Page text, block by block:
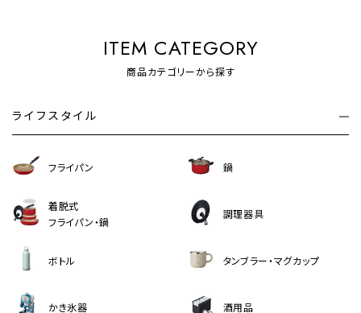
ITEM CATEGORY
商品カテゴリーから探す
ライフスタイル
フライパン 鍋
着脱式
フライパン・鍋
調理器具
ボトル タンブラー・マグカップ
かき氷器 酒用品